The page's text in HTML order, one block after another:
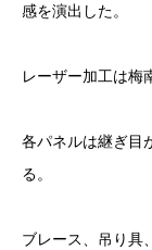
感を演出した。
レーザー加工は梅
各パネルは継ぎ目
る。
ブレース、吊り具